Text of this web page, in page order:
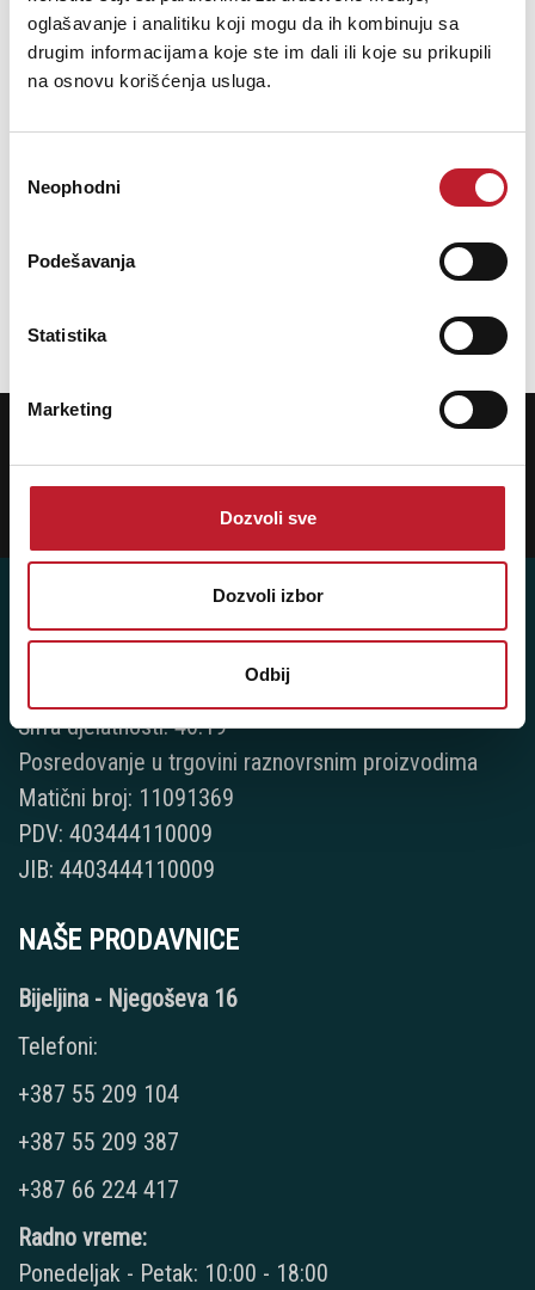
oglašavanje i analitiku koji mogu da ih kombinuju sa
drugim informacijama koje ste im dali ili koje su prikupili
na osnovu korišćenja usluga.
сагласности
Neophodni
Podešavanja
Statistika
Marketing
Dozvoli sve
Dozvoli izbor
Odbij
Specification
Black soft fleece interior
Protective top removable foam
Extra's
Removable divider for extra cables or power
Heavy duty handle
Antelope Zen Q or Go Synergy Core, power
POTREBNA VAM JE POMOĆ? POZOVITE NAS!
prijavite se na naš NEWSLETTER!
Šifra djelatnosti: 46.19
Posredovanje u trgovini raznovrsnim proizvodima
Matični broj: 11091369
PDV: 403444110009
JIB: 4403444110009
NAŠE PRODAVNICE
Bijeljina - Njegoševa 16
Telefoni:
+387 55 209 104
+387 55 209 387
+387 66 224 417
Radno vreme:
Ponedeljak - Petak: 10:00 - 18:00